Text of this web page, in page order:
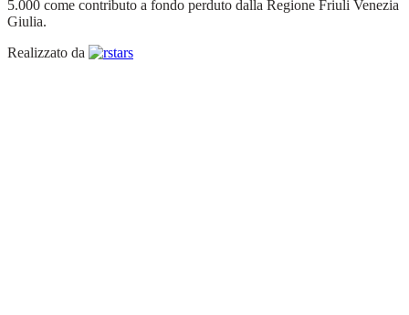
5.000 come contributo a fondo perduto dalla Regione Friuli Venezia
Giulia.
Realizzato da